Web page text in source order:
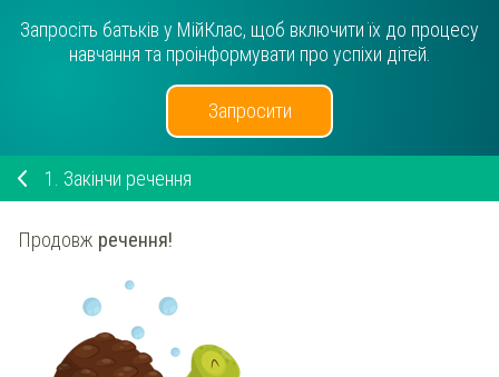
Запросіть батьків у МійКлас, щоб включити їх до процесу
навчання та проінформувати про успіхи дітей.
Запросити
1. Закінчи речення
Продовж речення!